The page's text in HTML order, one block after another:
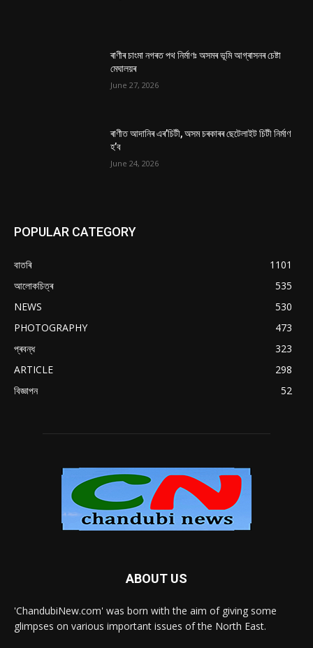
ৰাণীৰ চাংমা নগৰত পথ নিৰ্মাণঃ অসমৰ ভূমি আগ্ৰাসনৰ চেষ্টা
মেঘালয়ৰ
June 27, 2026
ৰাণীত আদানিৰ এৰ’চিটী, অসম চৰকাৰৰ ছেটেলাইট চিটী নিৰ্মাণ
হ’ব
June 24, 2026
POPULAR CATEGORY
বাতৰি
1101
আলোকচিত্ৰ
535
NEWS
530
PHOTOGRAPHY
473
প্ৰবন্ধ
323
ARTICLE
298
বিজ্ঞাপন
52
ABOUT US
'ChandubiNew.com' was born with the aim of giving some
glimpses on various important issues of the North East.